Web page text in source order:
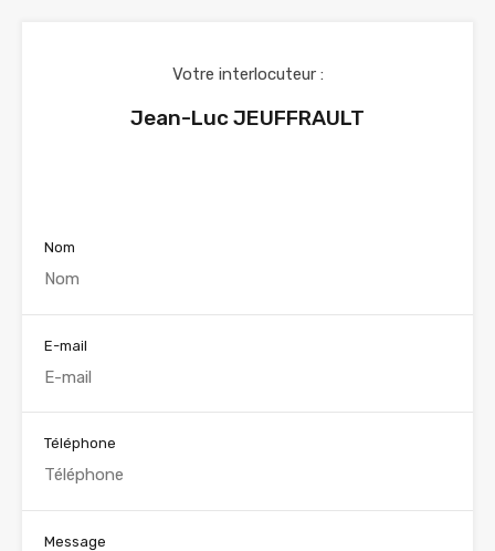
Votre interlocuteur :
Jean-Luc JEUFFRAULT
Nom
E-mail
Téléphone
Message